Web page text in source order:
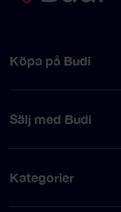
Köpa på Budi
Sälj med Budi
Kategorier